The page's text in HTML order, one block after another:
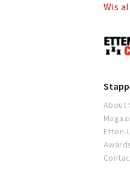
Wis
Leur
About
Etten-